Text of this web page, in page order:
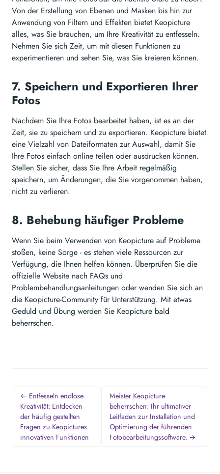
Von der Erstellung von Ebenen und Masken bis hin zur
Anwendung von Filtern und Effekten bietet Keopicture
alles, was Sie brauchen, um Ihre Kreativität zu entfesseln.
Nehmen Sie sich Zeit, um mit diesen Funktionen zu
experimentieren und sehen Sie, was Sie kreieren können.
7. Speichern und Exportieren Ihrer
Fotos
Nachdem Sie Ihre Fotos bearbeitet haben, ist es an der
Zeit, sie zu speichern und zu exportieren. Keopicture bietet
eine Vielzahl von Dateiformaten zur Auswahl, damit Sie
Ihre Fotos einfach online teilen oder ausdrucken können.
Stellen Sie sicher, dass Sie Ihre Arbeit regelmäßig
speichern, um Änderungen, die Sie vorgenommen haben,
nicht zu verlieren.
8. Behebung häufiger Probleme
Wenn Sie beim Verwenden von Keopicture auf Probleme
stoßen, keine Sorge - es stehen viele Ressourcen zur
Verfügung, die Ihnen helfen können. Überprüfen Sie die
offizielle Website nach FAQs und
Problembehandlungsanleitungen oder wenden Sie sich an
die Keopicture-Community für Unterstützung. Mit etwas
Geduld und Übung werden Sie Keopicture bald
beherrschen.
← Entfesseln endlose
Kreativität: Entdecken
der häufig gestellten
Fragen zu Keopictures
innovativen Funktionen
Meister Keopicture
beherrschen: Ihr ultimativer
Leitfaden zur Installation und
Optimierung der führenden
Fotobearbeitungssoftware. →